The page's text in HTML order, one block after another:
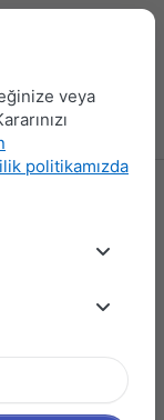
yap
veya
politikamızda